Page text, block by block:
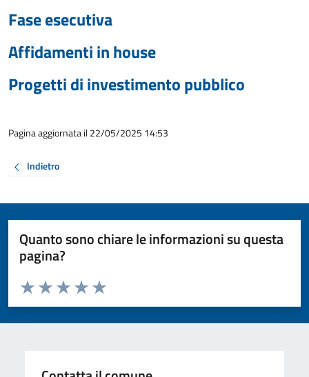
Fase esecutiva
Affidamenti in house
Progetti di investimento pubblico
Pagina aggiornata il 22/05/2025 14:53
Indietro
Quanto sono chiare le informazioni su questa
pagina?
Valuta da 1 a 5 stelle la pagina
Valuta 5 stelle su 5
Valuta 4 stelle su 5
Valuta 3 stelle su 5
Valuta 2 stelle su 5
Valuta 1 stelle su 5